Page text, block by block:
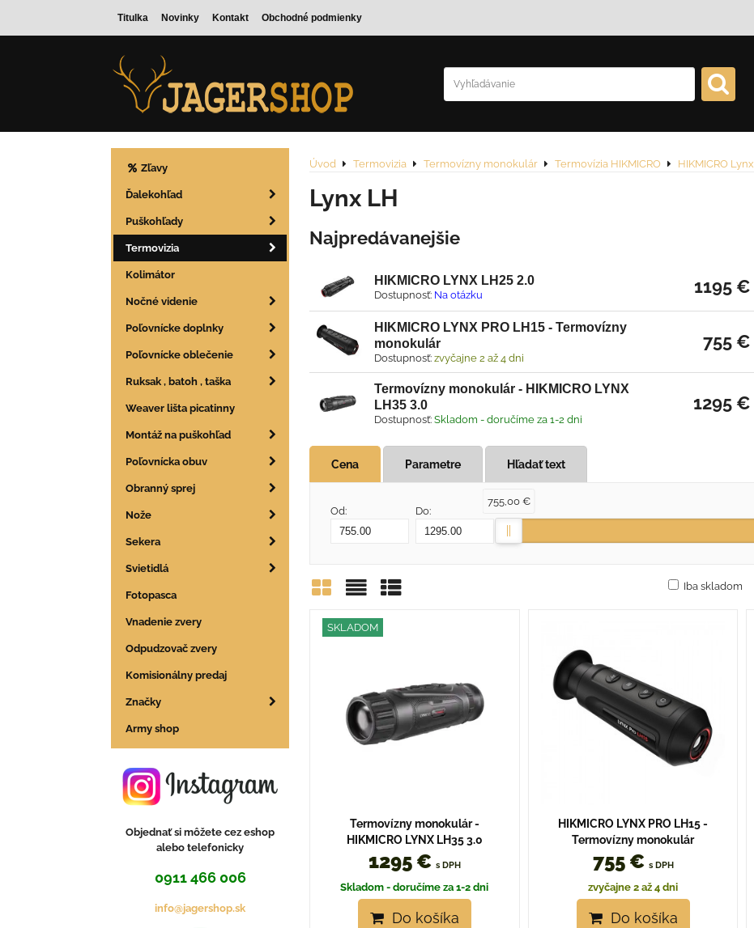
Titulka Novinky Kontakt Obchodné podmienky
Úvod Termovizia Termovízny monokulár Termovízia HIKMICRO HIKMICRO Lynx
Lynx LH
Najpredávanejšie
HIKMICRO LYNX LH25 2.0
Dostupnosť: Na otázku 1195 €
HIKMICRO LYNX PRO LH15 - Termovízny
monokulár
Dostupnosť: zvyčajne 2 až 4 dni
755 €
Termovízny monokulár - HIKMICRO LYNX
LH35 3.0
Dostupnosť: Skladom - doručíme za 1-2 dni
1295 €
Cena Parametre Hľadať text
Od: Do:
755,00 €
Mriežka
ZoznamTabuľka
Iba skladom
SKLADOM
Termovízny monokulár -
HIKMICRO LYNX LH35 3.0
1295 € s DPH
Skladom - doručíme za 1-2 dni
Do košíka
HIKMICRO LYNX PRO LH15 -
Termovízny monokulár
755 € s DPH
zvyčajne 2 až 4 dni
Do košíka
Zľavy
Ďalekohľad
Puškohľady
Termovizia
Kolimátor
Nočné videnie
Poľovnícke doplnky
Poľovnícke oblečenie
Ruksak , batoh , taška
Weaver lišta picatinny
Montáž na puškohľad
Poľovnícka obuv
Obranný sprej
Nože
Sekera
Svietidlá
Fotopasca
Vnadenie zvery
Odpudzovač zvery
Komisionálny predaj
Značky
Army shop
Objednať si môžete cez eshop
alebo telefonicky
0911 466 006
info@jagershop.sk